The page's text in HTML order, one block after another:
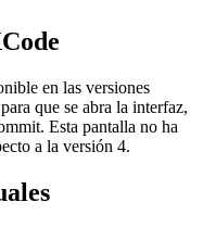
en las versiones
que se abra la interfaz,
Esta pantalla no ha
a la versión 4.